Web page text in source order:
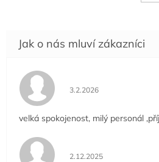
Hodnocení obchodu je
3.2.2026
velká spokojenost, milý personál
Hodnocení obchodu je
2.12.2025